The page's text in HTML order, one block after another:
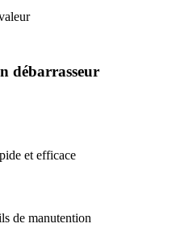
débarrasseur
et efficace
de manutention